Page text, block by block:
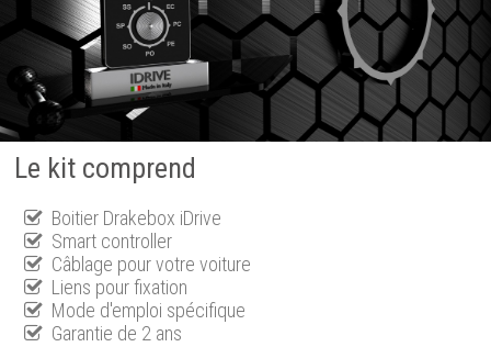
Le kit comprend
Boitier Drakebox iDrive
Smart controller
Câblage pour votre voiture
Liens pour fixation
Mode d'emploi spécifique
Garantie de 2 ans